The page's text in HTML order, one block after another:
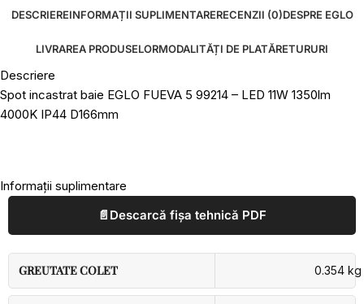
DESCRIEREINFORMAȚII SUPLIMENTARERECENZII (0)DESPRE EGLO
LIVRAREA PRODUSELORMODALITĂȚI DE PLATĂRETURURI
Descriere
Spot incastrat baie EGLO FUEVA 5 99214 – LED 11W 1350lm
4000K IP44 D166mm
Informații suplimentare
📄 Descarcă fișa tehnică PDF
GREUTATE COLET 0.354 kg